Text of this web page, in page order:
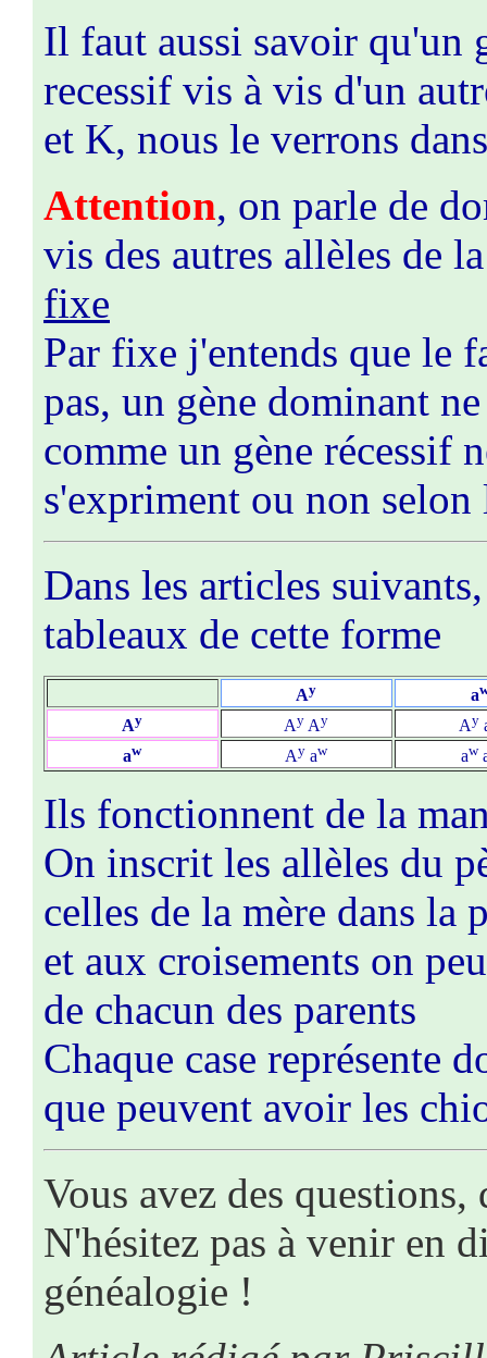
Il faut aussi savoir qu'un
recessif vis à vis d'un
et K, nous le verrons
Attention, on parle de
vis des autres allèles de
fixe
Par fixe j'entends que le
pas, un gène dominant
comme un gène récessif
s'expriment ou non selon
Dans les articles
tableaux de cette forme
Ay a
Ay Ay Ay Ay
aw Ay aw aw
Ils fonctionnent de la
On inscrit les allèles du
celles de la mère dans la
et aux croisements on
de chacun des parents
Chaque case représente
que peuvent avoir les
Vous avez des
N'hésitez pas à venir en
généalogie !